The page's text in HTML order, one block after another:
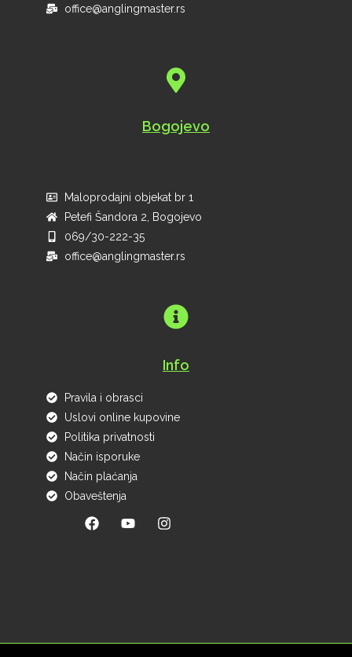
office@anglingmaster.rs
Bogojevo
Maloprodajni objekat br 1
Petefi Šandora 2, Bogojevo
069/30-222-35
office@anglingmaster.rs
Info
Pravila i obrasci
Uslovi online kupovine
Politika privatnosti
Način isporuke
Način plaćanja
Obaveštenja